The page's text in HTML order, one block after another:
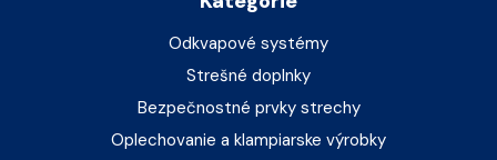
Odkvapové systémy
Strešné doplnky
Bezpečnostné prvky strechy
Oplechovanie a klampiarske výrobky